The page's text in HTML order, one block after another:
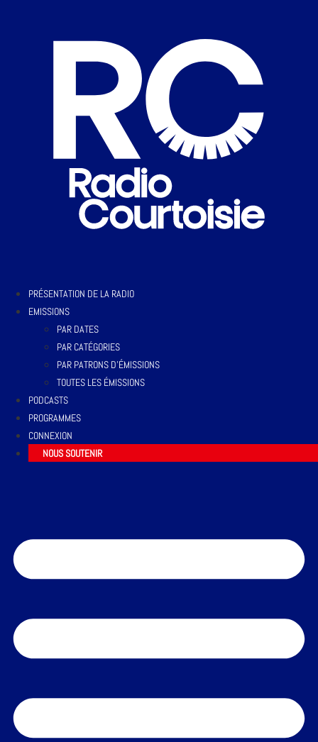
PRÉSENTATION DE LA RADIO
EMISSIONS
PAR DATES
PAR CATÉGORIES
PAR PATRONS D’ÉMISSIONS
TOUTES LES ÉMISSIONS
PODCASTS
PROGRAMMES
CONNEXION
NOUS SOUTENIR